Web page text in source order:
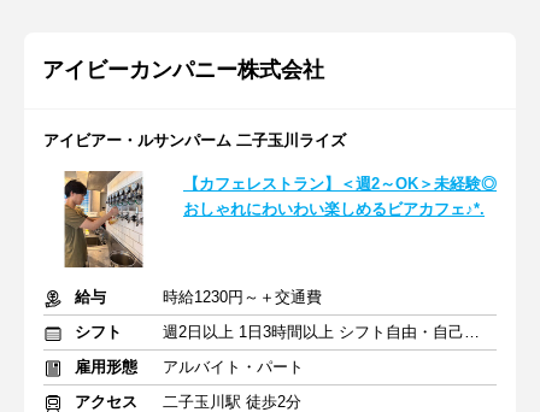
アイビーカンパニー株式会社
アイビアー・ルサンパーム 二子玉川ライズ
【カフェレストラン】＜週2～OK＞未経験◎
おしゃれにわいわい楽しめるビアカフェ♪*.
給与
時給1230円～＋交通費
シフト
週2日以上 1日3時間以上 シフト自由・自己申告
雇用形態
アルバイト・パート
アクセス
二子玉川駅 徒歩2分